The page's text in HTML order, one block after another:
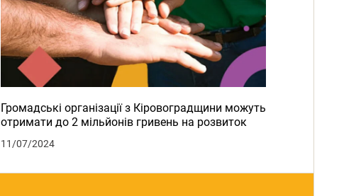
Громадські організації з Кіровоградщини можуть
отримати до 2 мільйонів гривень на розвиток
11/07/2024